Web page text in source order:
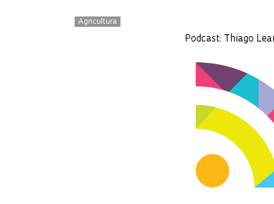
Agricultura
Podcast: Thiago